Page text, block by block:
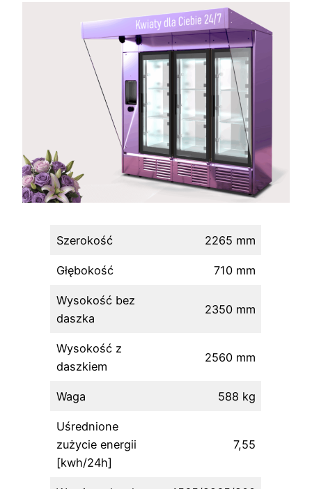
Szerokość 2265 mm
Głębokość 710 mm
Wysokość bez
daszka
2350 mm
Wysokość z
daszkiem
2560 mm
Waga 588 kg
Uśrednione
zużycie energii
[kwh/24h]
7,55